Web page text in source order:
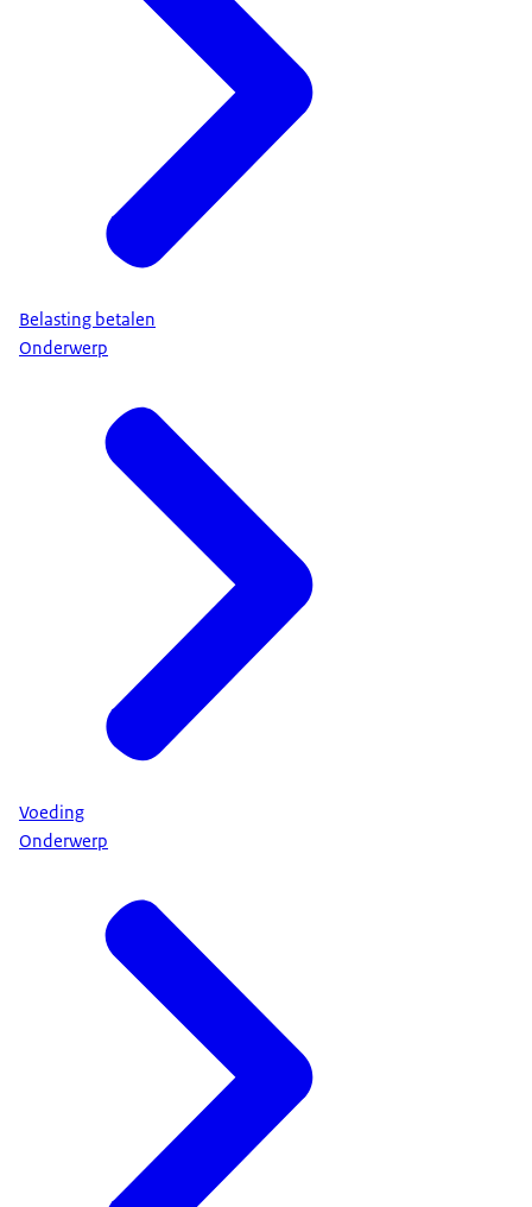
Belasting betalen
Onderwerp
Voeding
Onderwerp